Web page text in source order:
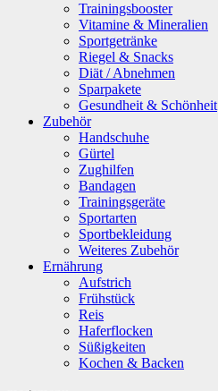
Trainingsbooster
Vitamine & Mineralien
Sportgetränke
Riegel & Snacks
Diät / Abnehmen
Sparpakete
Gesundheit & Schönheit
Zubehör
Handschuhe
Gürtel
Zughilfen
Bandagen
Trainingsgeräte
Sportarten
Sportbekleidung
Weiteres Zubehör
Ernährung
Aufstrich
Frühstück
Reis
Haferflocken
Süßigkeiten
Kochen & Backen